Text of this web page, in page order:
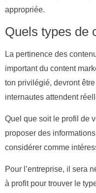
appropriée.
Quels types de
La pertinence des
important du content
ton privilégié, devront
internautes attendent
Quel que soit le profil de
proposer des
considérer comme
Pour l’entreprise, il sera
à profit pour trouver le